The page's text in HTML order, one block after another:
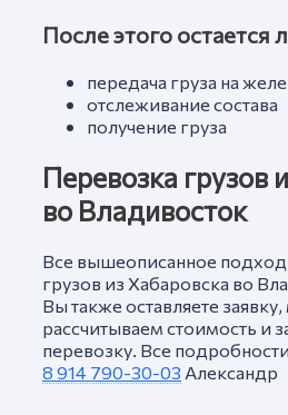
После этого остается
передача груза на
отслеживание состава
получение груза
Перевозка грузов
во Владивосток
Все вышеописанное
грузов из Хабаровска во
Вы также оставляете
рассчитываем стоимость и
перевозку. Все
8 914 790-30-03 Александр